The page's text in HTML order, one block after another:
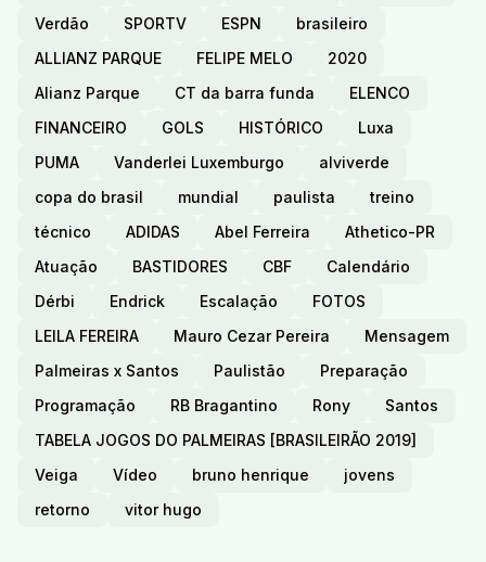
Verdão
SPORTV ESPN
brasileiro
ALLIANZ PARQUE
FELIPE MELO
2020
Alianz Parque
CT da barra funda
ELENCO
FINANCEIRO
GOLS HISTÓRICO
Luxa
PUMA
Vanderlei Luxemburgo
alviverde
copa do brasil
mundial paulista
treino
técnico
ADIDAS Abel Ferreira
Athetico-PR
Atuação
BASTIDORES CBF
Calendário
Dérbi
Endrick Escalação
FOTOS
LEILA FEREIRA
Mauro Cezar Pereira
Mensagem
Palmeiras x Santos
Paulistão
Preparação
Programação
RB Bragantino Rony
Santos
TABELA JOGOS DO PALMEIRAS [BRASILEIRÃO 2019]
Veiga
Vídeo bruno henrique
jovens
retorno
vitor hugo